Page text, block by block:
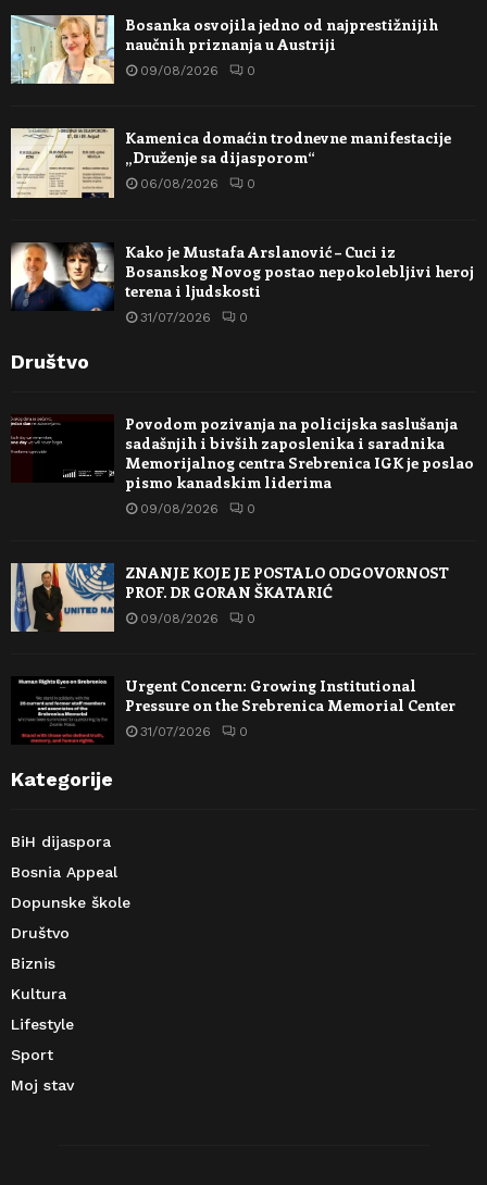
Bosanka osvojila jedno od najprestižnijih
naučnih priznanja u Austriji
09/08/2026 0
Kamenica domaćin trodnevne manifestacije
„Druženje sa dijasporom“
06/08/2026 0
Kako je Mustafa Arslanović – Cuci iz
Bosanskog Novog postao nepokolebljivi heroj
terena i ljudskosti
31/07/2026 0
Društvo
Povodom pozivanja na policijska saslušanja
sadašnjih i bivših zaposlenika i saradnika
Memorijalnog centra Srebrenica IGK je poslao
pismo kanadskim liderima
09/08/2026 0
ZNANJE KOJE JE POSTALO ODGOVORNOST
PROF. DR GORAN ŠKATARIĆ
09/08/2026 0
Urgent Concern: Growing Institutional
Pressure on the Srebrenica Memorial Center
31/07/2026 0
Kategorije
BiH dijaspora
Bosnia Appeal
Dopunske škole
Društvo
Biznis
Kultura
Lifestyle
Sport
Moj stav